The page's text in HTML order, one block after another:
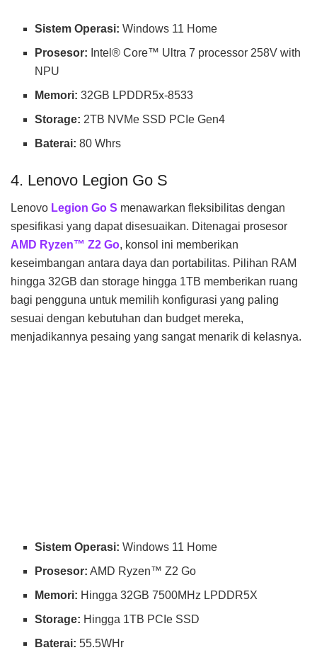
Sistem Operasi: Windows 11 Home
Prosesor: Intel® Core™ Ultra 7 processor 258V with
NPU
Memori: 32GB LPDDR5x-8533
Storage: 2TB NVMe SSD PCIe Gen4
Baterai: 80 Whrs
4. Lenovo Legion Go S
Lenovo Legion Go S menawarkan fleksibilitas dengan
spesifikasi yang dapat disesuaikan. Ditenagai prosesor
AMD Ryzen™ Z2 Go, konsol ini memberikan
keseimbangan antara daya dan portabilitas. Pilihan RAM
hingga 32GB dan storage hingga 1TB memberikan ruang
bagi pengguna untuk memilih konfigurasi yang paling
sesuai dengan kebutuhan dan budget mereka,
menjadikannya pesaing yang sangat menarik di kelasnya.
Sistem Operasi: Windows 11 Home
Prosesor: AMD Ryzen™ Z2 Go
Memori: Hingga 32GB 7500MHz LPDDR5X
Storage: Hingga 1TB PCIe SSD
Baterai: 55.5WHr